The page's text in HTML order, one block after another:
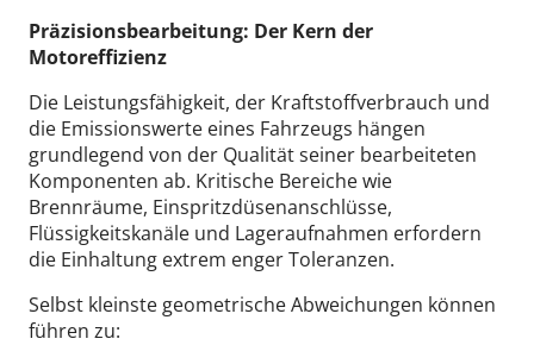
Präzisionsbearbeitung: Der Kern der
Motoreffizienz
Die Leistungsfähigkeit, der Kraftstoffverbrauch und
die Emissionswerte eines Fahrzeugs hängen
grundlegend von der Qualität seiner bearbeiteten
Komponenten ab. Kritische Bereiche wie
Brennräume, Einspritzdüsenanschlüsse,
Flüssigkeitskanäle und Lageraufnahmen erfordern
die Einhaltung extrem enger Toleranzen.
Selbst kleinste geometrische Abweichungen können
führen zu: